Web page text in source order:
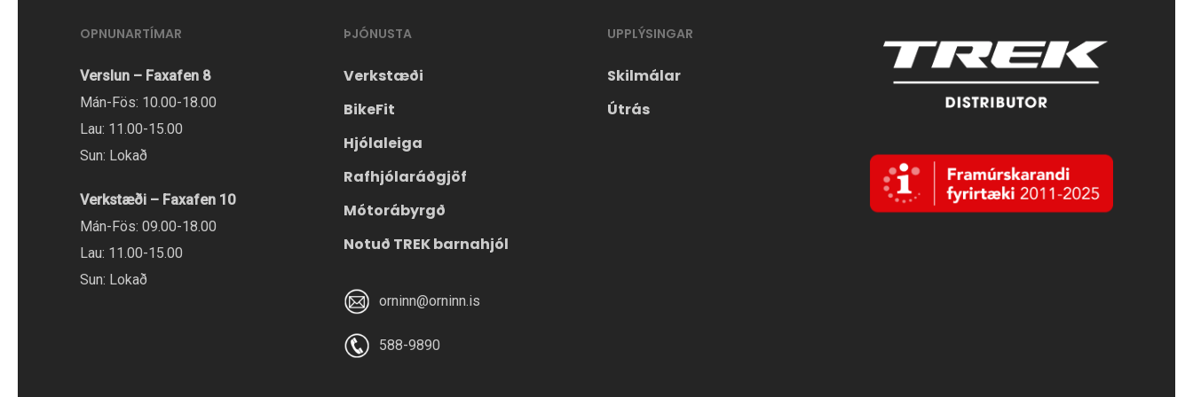
OPNUNARTÍMAR
Verslun – Faxafen 8
Mán-Fös: 10.00-18.00
Lau: 11.00-15.00
Sun: Lokað
Verkstæði – Faxafen 10
Mán-Fös: 09.00-18.00
Lau: 11.00-15.00
Sun: Lokað
ÞJÓNUSTA
Verkstæði
BikeFit
Hjólaleiga
Rafhjólaráðgjöf
Mótorábyrgð
Notuð TREK barnahjól
orninn@orninn.is
588-9890
UPPLÝSINGAR
Skilmálar
Útrás